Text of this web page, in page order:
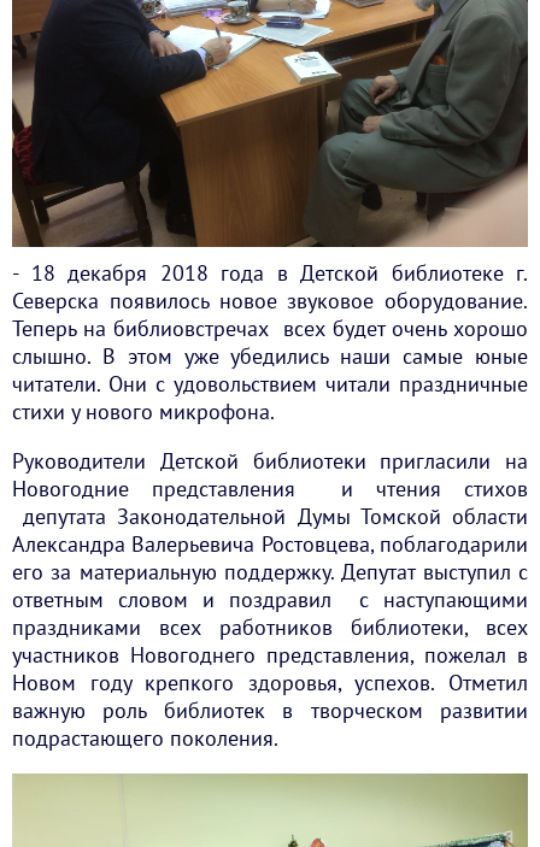
- 18 декабря 2018 года в Детской библиотеке г.
Северска появилось новое звуковое оборудование.
Теперь на библиовстречах всех будет очень хорошо
слышно. В этом уже убедились наши самые юные
читатели. Они с удовольствием читали праздничные
стихи у нового микрофона.
Руководители Детской библиотеки пригласили на
Новогодние представления и чтения стихов
депутата Законодательной Думы Томской области
Александра Валерьевича Ростовцева, поблагодарили
его за материальную поддержку. Депутат выступил с
ответным словом и поздравил с наступающими
праздниками всех работников библиотеки, всех
участников Новогоднего представления, пожелал в
Новом году крепкого здоровья, успехов. Отметил
важную роль библиотек в творческом развитии
подрастающего поколения.